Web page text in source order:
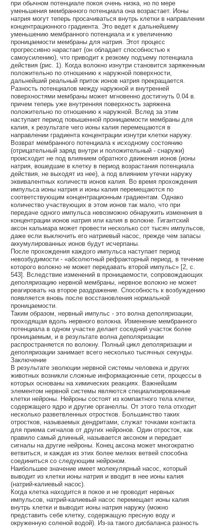
при обычном потенциале покоя очень низка, но по мере
уменьшения мембранного потенциала она возрастает. Ионы
натрия могут теперь просачиваться внутрь клетки в направлении
концентрационного градиента. Это ведет к дальнейшему
уменьшению мембранного потенциала и к увеличению
проницаемости мембраны для натрия. Этот процесс
прогрессивно нарастает (он обладает способностью к
самоусилению), что приводит к резкому подъему потенциала
действия (рис. 1). Когда волокно изнутри становится заряженным
положительно по отношению к наружной поверхности,
дальнейший реальный приток ионов натрия прекращается.
Разность потенциалов между наружной и внутренней
поверхностями мембраны может мгновенно достигнуть 0.04 в.
причем теперь уже внутренняя поверхность заряжена
положительно по отношению к наружной. Вслед за этим
наступает период повышенной проницаемости мембраны для
калия, к результате чего ионы калия перемещаются в
направлении градиента концентрации изнутри клетки наружу.
Возврат мембранного потенциала к исходному состоянию
(отрицательный заряд внутри и положительный - снаружи)
происходит не под влиянием обратного движения ионов (ионы
натрия, вошедшие в клетку в период возрастания потенциала
действия, не выходят из нее), а под влиянием утечки наружу
эквивалентных количеств ионов калия. Во время прохождения
импульса ионы натрия и ионы калия перемещаются по
соответствующим концентрационным градиентам. Однако
количество участвующих в этом ионов так мало, что при
передаче одного импульса невозможно обнаружить изменения в
концентрации ионов натрия или калия в волокне. Гигантский
аксон кальмара может провести несколько сот тысяч импульсов,
даже если выключить его натриевый насос, прежде чем запасы
аккумулированных ионов будут исчерпаны.
После прохождения каждого импульса наступает период
невозбудимости - «абсолютный рефракторный период, в течение
которого волокно не может передавать второй импульс» [2, с.
543]. Вследствие изменений в проницаемости, сопровождающих
деполяризацию нервной мембраны, нервное волокно не может
реагировать на второе раздражение. Способность к возбуждению
появляется вновь после восстановления нормальной
проницаемости.
Таким образом, нервный импульс - это волна деполяризации,
проходящая вдоль нервного волокна. Изменение мембранного
потенциала в одном участке делает соседний участок более
проницаемым, и в результате волна деполяризации
распространяется по волокну. Полный цикл деполяризации и
деполяризации занимает всего несколько тысячных секунды.
Заключение
В результате эволюции нервной системы человека и других
животных возникли сложные информационные сети, процессы в
которых основаны на химических реакциях. Важнейшим
элементом нервной системы являются специализированные
клетки нейроны. Нейроны состоят из компактного тела клетки,
содержащего ядро и другие органеллы. От этого тела отходит
несколько разветвленных отростков. Большинство таких
отростков, называемых дендритами, служат точками контакта
для приема сигналов от других нейронов. Один отросток, как
правило самый длинный, называется аксоном и передает
сигналы на другие нейроны. Конец аксона может многократно
ветвиться, и каждая из этих более мелких ветвей способна
соединиться со следующим нейроном.
Наибольшее значение имеет молекулярный насос, который
выводит из клетки ионы натрия и вводит в нее ионы калия
(натрий-калиевый насос).
Когда клетка находится в покое и не проводит нервных
импульсов, натрий-калиевый насос перемещает ионы калия
внутрь клетки и выводит ионы натрия наружу (можно
представить себе клетку, содержащую пресную воду и
окруженную соленой водой). Из-за такого дисбаланса разность